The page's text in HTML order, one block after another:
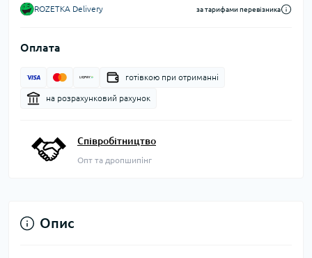
ROZETKA Delivery за тарифами перевізника
Оплата
готівкою при отриманні
на розрахунковий рахунок
Співробітництво
Опт та дропшипінг
Опис